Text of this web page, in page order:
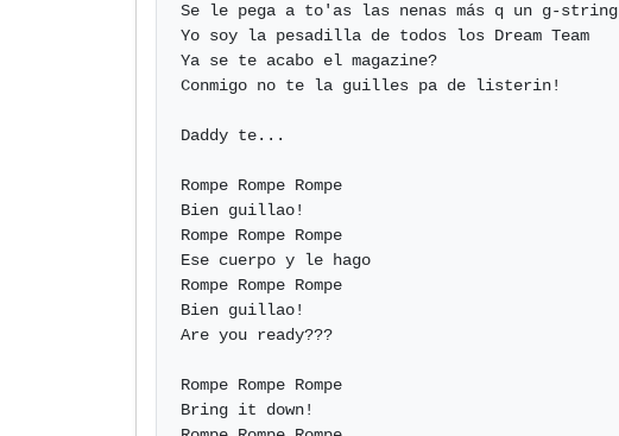
Se le pega a to'as las nenas más q un g-string
Yo soy la pesadilla de todos los Dream Team
Ya se te acabo el magazine?
Conmigo no te la guilles pa de listerin!
Daddy te...
Rompe Rompe Rompe
Bien guillao!
Rompe Rompe Rompe
Ese cuerpo y le hago
Rompe Rompe Rompe
Bien guillao!
Are you ready???
Rompe Rompe Rompe
Bring it down!